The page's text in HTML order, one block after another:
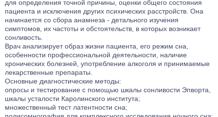
для определения точной причины, оценки общего состояния
пациента и исключения других психических расстройств. Она
начинается со сбора анамнеза - детального изучения
симптомов, их частоты и обстоятельств, в которых возникает
сонливость.
Врач анализирует образ жизни пациента, его режим сна,
особенности профессиональной деятельности, наличие
хронических болезней, употребление алкоголя и принимаемые
лекарственные препараты.
Основные диагностические методы:
опросы и тестирование с помощью шкалы сонливости Эпворта,
шкалы усталости Каролинского института;
множественный тест латентности сна;